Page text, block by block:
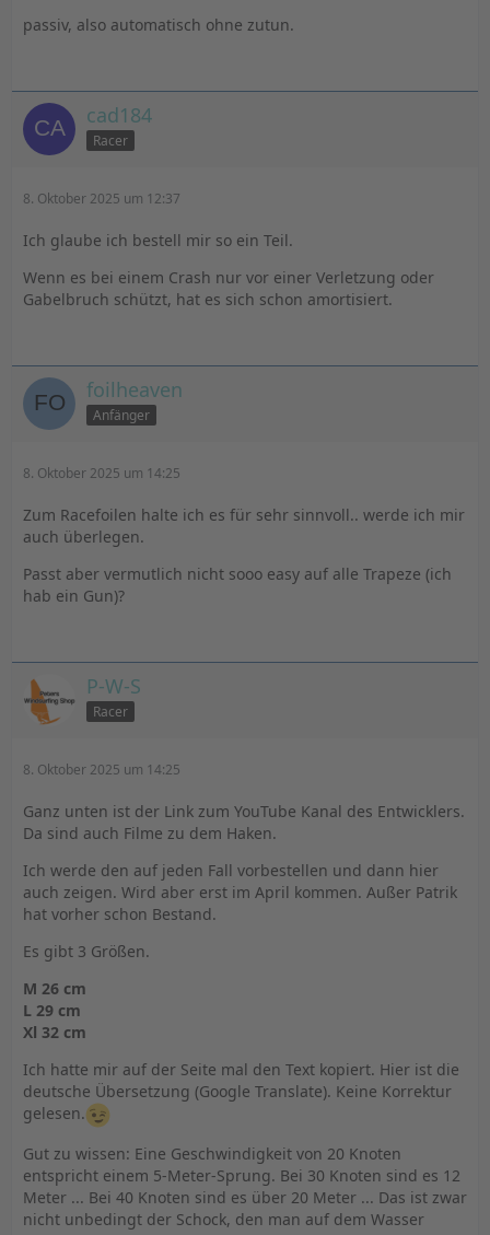
passiv, also automatisch ohne zutun.
cad184
Racer
8. Oktober 2025 um 12:37
Ich glaube ich bestell mir so ein Teil.
Wenn es bei einem Crash nur vor einer Verletzung oder
Gabelbruch schützt, hat es sich schon amortisiert.
foilheaven
Anfänger
8. Oktober 2025 um 14:25
Zum Racefoilen halte ich es für sehr sinnvoll.. werde ich mir
auch überlegen.
Passt aber vermutlich nicht sooo easy auf alle Trapeze (ich
hab ein Gun)?
P-W-S
Racer
8. Oktober 2025 um 14:25
Ganz unten ist der Link zum YouTube Kanal des Entwicklers.
Da sind auch Filme zu dem Haken.
Ich werde den auf jeden Fall vorbestellen und dann hier
auch zeigen. Wird aber erst im April kommen. Außer Patrik
hat vorher schon Bestand.
Es gibt 3 Größen.
M 26 cm
L 29 cm
Xl 32 cm
Ich hatte mir auf der Seite mal den Text kopiert. Hier ist die
deutsche Übersetzung (Google Translate). Keine Korrektur
gelesen.
Gut zu wissen: Eine Geschwindigkeit von 20 Knoten
entspricht einem 5-Meter-Sprung. Bei 30 Knoten sind es 12
Meter ... Bei 40 Knoten sind es über 20 Meter ... Das ist zwar
nicht unbedingt der Schock, den man auf dem Wasser